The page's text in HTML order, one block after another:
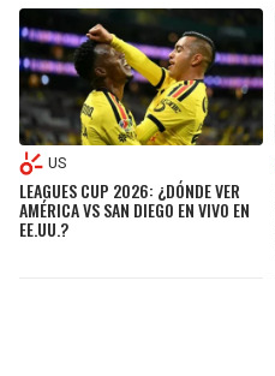
US
LEAGUES CUP 2026: ¿DÓNDE VER
AMÉRICA VS SAN DIEGO EN VIVO EN
EE.UU.?